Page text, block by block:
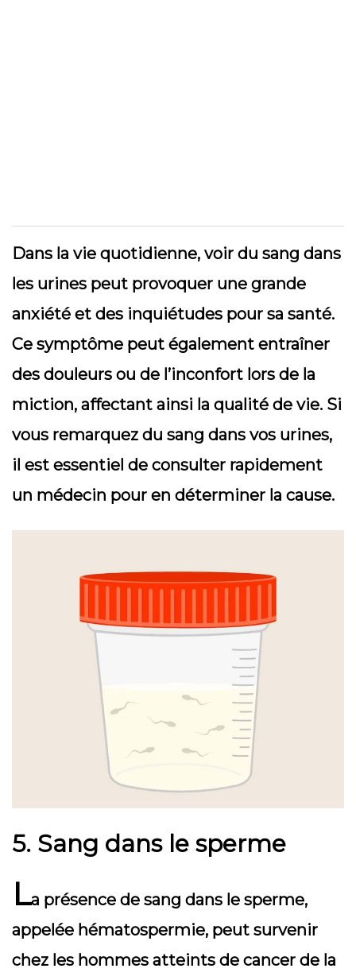
Dans la vie quotidienne, voir du sang dans
les urines peut provoquer une grande
anxiété et des inquiétudes pour sa santé.
Ce symptôme peut également entraîner
des douleurs ou de l’inconfort lors de la
miction, affectant ainsi la qualité de vie. Si
vous remarquez du sang dans vos urines,
il est essentiel de consulter rapidement
un médecin pour en déterminer la cause.
5. Sang dans le sperme
La présence de sang dans le sperme,
appelée hématospermie, peut survenir
chez les hommes atteints de cancer de la